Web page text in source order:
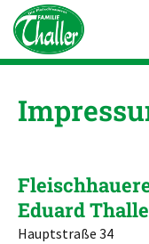
Eduard
Hauptstraße 34